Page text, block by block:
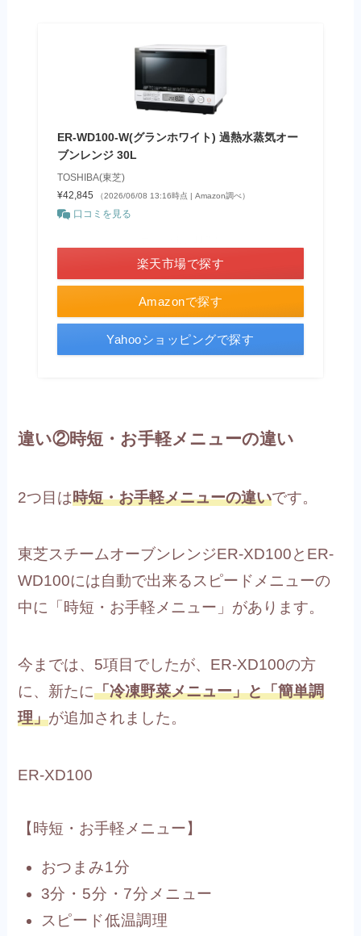
ER-WD100-W(グランホワイト) 過熱水蒸気オー
ブンレンジ 30L
TOSHIBA(東芝)
¥42,845
（2026/06/08 13:16時点 | Amazon調べ）
口コミを見る
Amazonで探す
楽天市場で探す
Yahooショッピングで探す
違い②時短・お手軽メニューの違い
2つ目は時短・お手軽メニューの違いです。
東芝スチームオーブンレンジER-XD100とER-
WD100には自動で出来るスピードメニューの
中に「時短・お手軽メニュー」があります。
今までは、5項目でしたが、ER-XD100の方
に、新たに「冷凍野菜メニュー」と「簡単調
理」が追加されました。
ER-XD100
【時短・お手軽メニュー】
おつまみ1分
3分・5分・7分メニュー
スピード低温調理